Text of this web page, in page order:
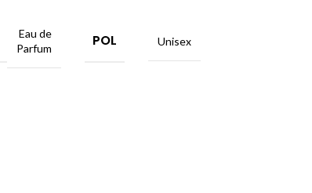
Eau de
Parfum
POL Unisex